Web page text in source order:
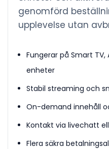
genomförd
upplevelse utan
Fungerar på Smart TV,
enheter
Stabil streaming och
On-demand innehåll
Kontakt via livechatt
Flera säkra